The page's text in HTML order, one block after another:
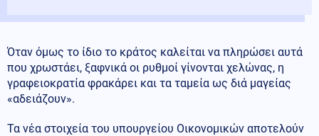
Όταν όμως το ίδιο το κράτος καλείται να πληρώσει αυτά
που χρωστάει, ξαφνικά οι ρυθμοί γίνονται χελώνας, η
γραφειοκρατία φρακάρει και τα ταμεία ως διά μαγείας
«αδειάζουν».
Τα νέα στοιχεία του υπουργείου Οικονομικών αποτελούν